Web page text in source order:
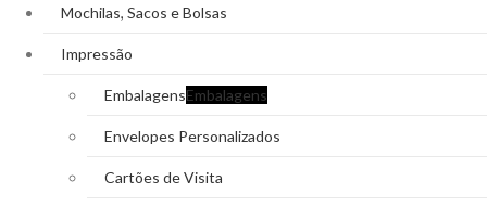
Mochilas, Sacos e Bolsas
Impressão
EmbalagensEmbalagens
Envelopes Personalizados
Cartões de Visita